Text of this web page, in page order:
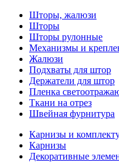
Шторы, жалюзи
Шторы
Шторы рулонные
Механизмы и
Жалюзи
Подхваты для штор
Держатели для штор
Пленка
Ткани на отрез
Швейная фурнитура
Карнизы и
Карнизы
Декоративные